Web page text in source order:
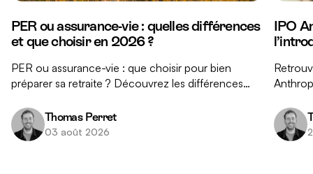
PER ou assurance-vie : quelles différences
et que choisir en 2026 ?
PER ou assurance-vie : que choisir pour bien
préparer sa retraite ? Découvrez les différences
pour faire le bon choix.
Thomas Perret
03 août 2026
IPO